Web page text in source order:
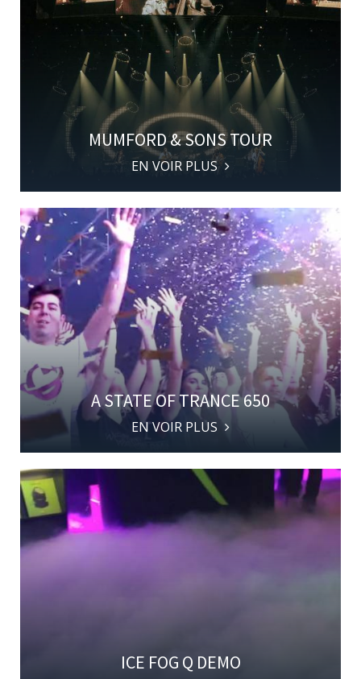
MUMFORD & SONS TOUR
EN VOIR PLUS
A STATE OF TRANCE 650
EN VOIR PLUS
ICE FOG Q DEMO